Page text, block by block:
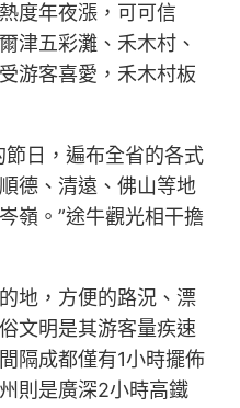
度年夜漲，可可信
津五彩灘、禾木村、
游客喜愛，禾木村板
日，遍布全省的各式
德、清遠、佛山等地
嶺。”途牛觀光相干擔
的地，方便的路況、漂
文明是其游客量疾速
隔成都僅有1小時擺佈
則是廣深2小時高鐵